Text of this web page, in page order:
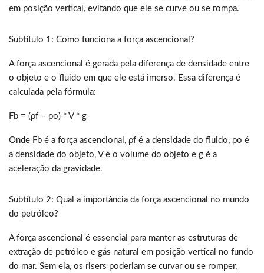
em posição vertical, evitando que ele se curve ou se rompa.
Subtítulo 1: Como funciona a força ascencional?
A força ascencional é gerada pela diferença de densidade entre
o objeto e o fluido em que ele está imerso. Essa diferença é
calculada pela fórmula:
Fb = (ρf – ρo) * V * g
Onde Fb é a força ascencional, ρf é a densidade do fluido, ρo é
a densidade do objeto, V é o volume do objeto e g é a
aceleração da gravidade.
Subtítulo 2: Qual a importância da força ascencional no mundo
do petróleo?
A força ascencional é essencial para manter as estruturas de
extração de petróleo e gás natural em posição vertical no fundo
do mar. Sem ela, os risers poderiam se curvar ou se romper,